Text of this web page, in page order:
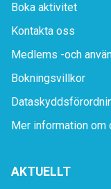
Boka aktivitet
Kontakta oss
Medlems -och
Bokningsvillkor
Mer information om
AKTUELLT